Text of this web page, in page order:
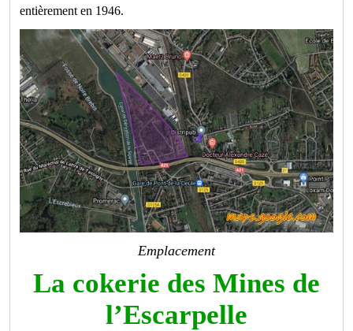
entièrement en 1946.
Emplacement
La cokerie des Mines de
l’Escarpelle